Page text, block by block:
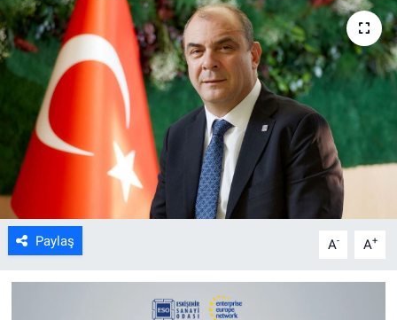
Paylaş A- A+